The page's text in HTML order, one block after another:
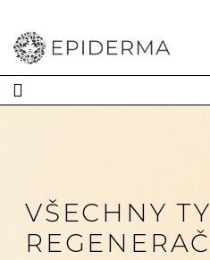
obsah
VŠECHNY